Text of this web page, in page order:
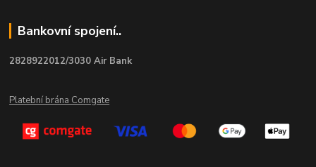
Bankovní spojení..
2828922012/3030 Air Bank
Platební brána Comgate